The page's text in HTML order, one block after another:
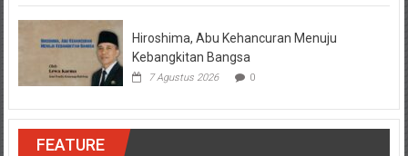
Hiroshima, Abu Kehancuran Menuju
Kebangkitan Bangsa
7 Agustus 2026 0
FEATURE